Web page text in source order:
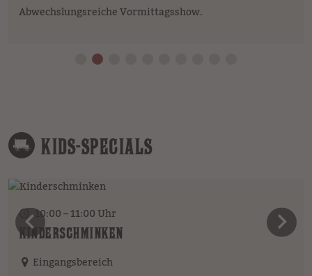
Abwechslungsreiche Vormittagsshow.
KIDS-SPECIALS
10:00 – 11:00 Uhr
KINDERSCHMINKEN
Eingangsbereich
vorheriges Element